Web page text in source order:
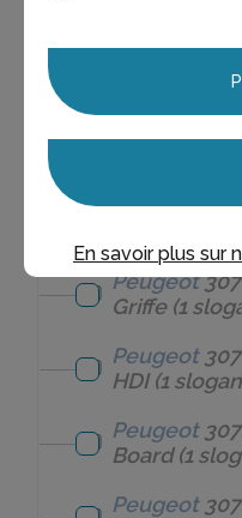
(1
Peugeot307
Peugeot307
Griffe(1
Peugeot 307
HDI(1
Peugeot
Board(1
Peugeot
En savoir plus sur